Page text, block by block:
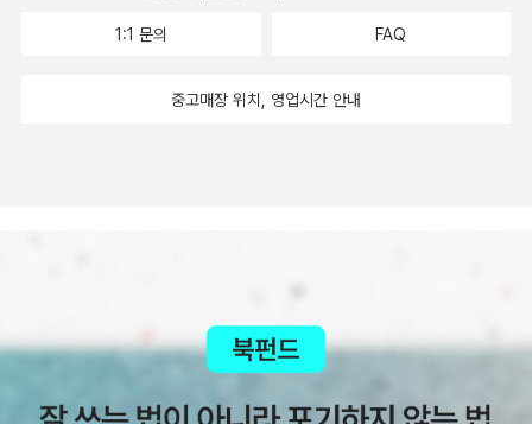
1:1 문의 FAQ
중고매장 위치, 영업시간 안내